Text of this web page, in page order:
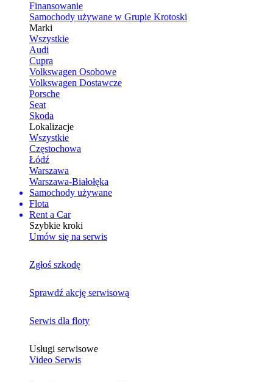
Finansowanie
Samochody używane w Grupie Krotoski
Marki
Wszystkie
Audi
Cupra
Volkswagen Osobowe
Volkswagen Dostawcze
Porsche
Seat
Skoda
Lokalizacje
Wszystkie
Częstochowa
Łódź
Warszawa
Warszawa-Białołęka
Samochody używane
Flota
Rent a Car
Szybkie kroki
Umów się na serwis
Zgłoś szkodę
Sprawdź akcję serwisową
Serwis dla floty
Usługi serwisowe
Video Serwis